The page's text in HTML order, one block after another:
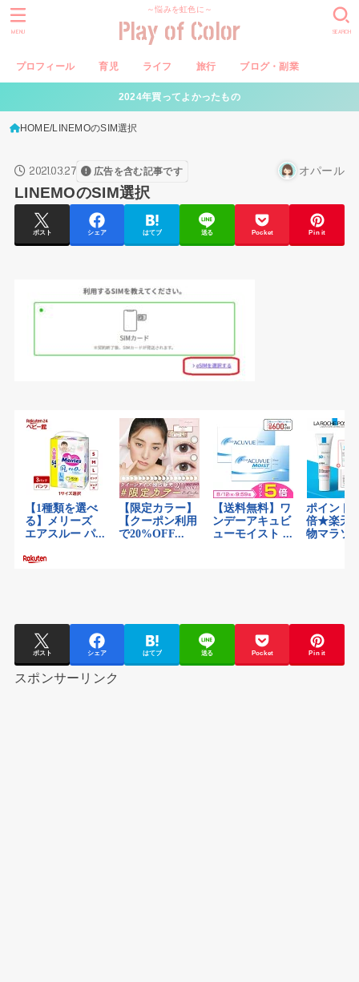
～悩みを虹色に～
Play of Color
プロフィール 育児 ライフ 旅行 ブログ・副業
SEARCH
MENU
2024年買ってよかったもの
HOME LINEMOのSIM選択
2021.03.27 広告を含む記事です オパール
LINEMOのSIM選択
ポスト シェア はてブ 送る Pocket Pin it
ポスト シェア はてブ 送る Pocket Pin it
スポンサーリンク